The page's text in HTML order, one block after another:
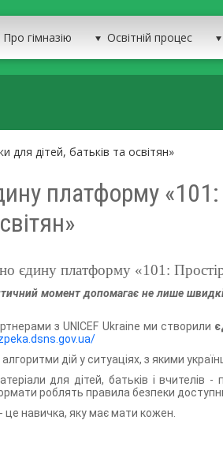
Про гімназію Освітній процес
дітей, батьків та освітян»
платформу
єдину платформу «101: Простір
момент допомагає не лише
з UNICEF Ukraine ми створили
алгоритми дій у ситуаціях, з якими
для дітей, батьків і
роблять правила безпеки
це навичка, яку має мати кожен.